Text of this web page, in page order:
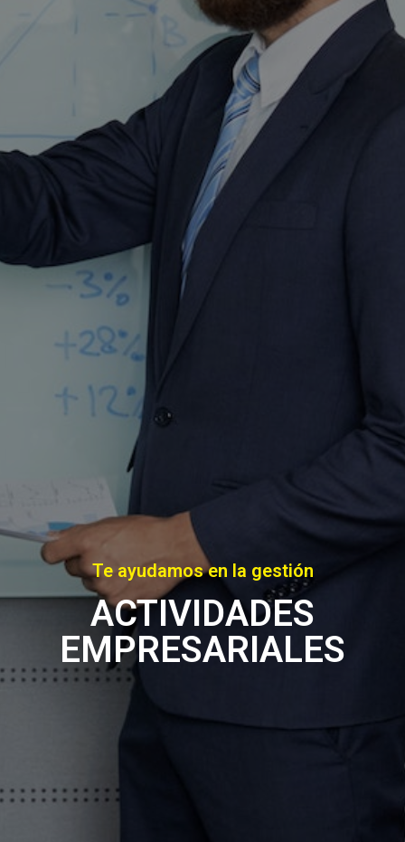
Te ayudamos en la gestión
ACTIVIDADES
EMPRESARIALES